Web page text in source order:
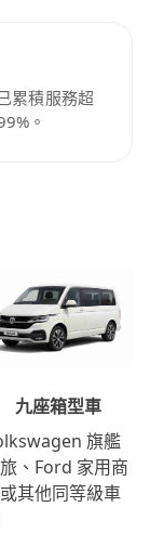
累積服務超
。
九座箱型車
旗艦
、Ford 家用商
其他同等級車